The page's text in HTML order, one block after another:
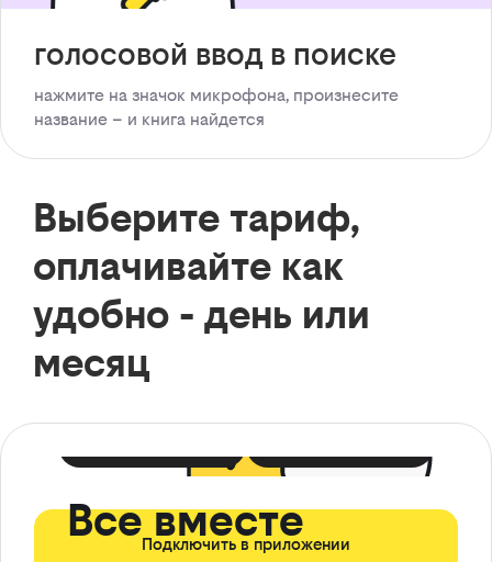
голосовой ввод в поиске
нажмите на значок микрофона, произнесите
название – и книга найдется
Выберите тариф,
оплачивайте как
удобно - день или
месяц
Все вместе
Подключить в приложении